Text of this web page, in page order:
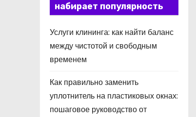
набирает популярность
Услуги клининга: как найти баланс
между чистотой и свободным
временем
Как правильно заменить
уплотнитель на пластиковых окнах:
пошаговое руководство от